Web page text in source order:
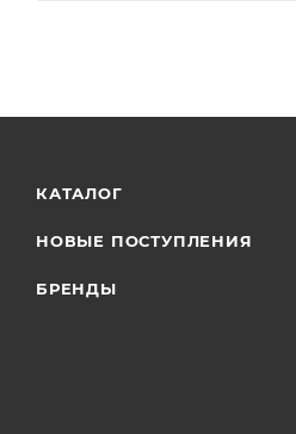
КАТАЛОГ
НОВЫЕ ПОСТУПЛЕНИЯ
БРЕНДЫ